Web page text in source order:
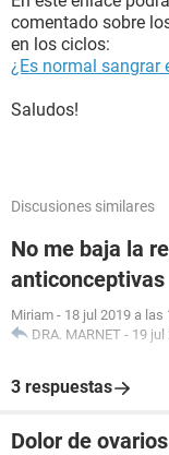
comentado sobre
en los ciclos:
¿Es normal sangrar
Saludos!
Discusiones similares
No me baja la
anticonceptivas
Miriam - 18 jul 2019 a las
DRA. MARNET - 19 jul
3 respuestas
Dolor de